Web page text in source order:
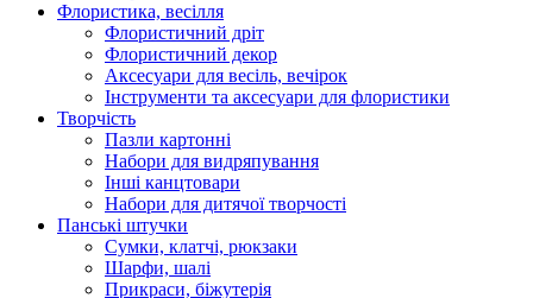
Флористика, весілля
Флористичний дріт
Флористичний декор
Аксесуари для весіль, вечірок
Інструменти та аксесуари для флористики
Творчість
Пазли картонні
Набори для видряпування
Інші канцтовари
Набори для дитячої творчості
Панські штучки
Сумки, клатчі, рюкзаки
Шарфи, шалі
Прикраси, біжутерія